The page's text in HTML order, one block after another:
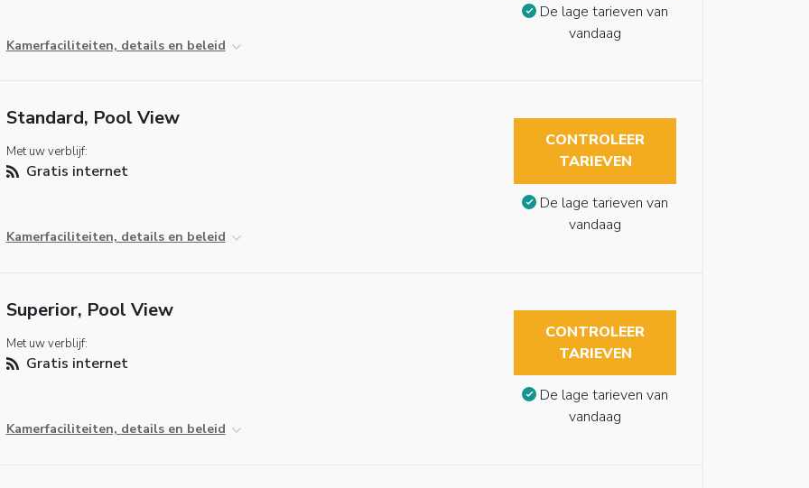
Kamerfaciliteiten, details en beleid
De lage tarieven van
vandaag
Standard, Pool View
Met uw verblijf:
Gratis internet
Kamerfaciliteiten, details en beleid
CONTROLEER
TARIEVEN
De lage tarieven van
vandaag
Superior, Pool View
Met uw verblijf:
Gratis internet
Kamerfaciliteiten, details en beleid
CONTROLEER
TARIEVEN
De lage tarieven van
vandaag